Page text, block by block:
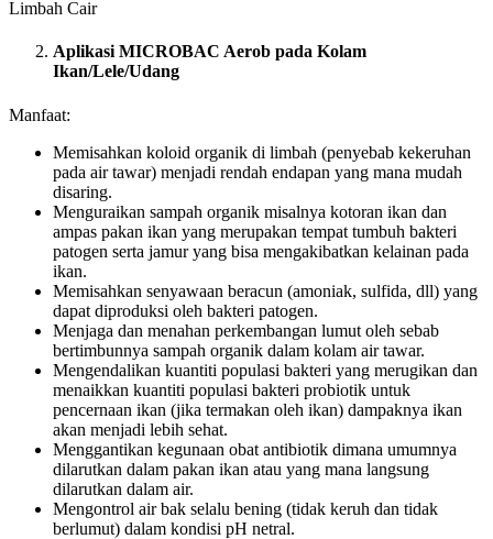
Aplikasi MICROBAC Aerob pada Kolam
Ikan/Lele/Udang
Manfaat:
Memisahkan koloid organik di limbah (penyebab kekeruhan
pada air tawar) menjadi rendah endapan yang mana mudah
disaring.
Menguraikan sampah organik misalnya kotoran ikan dan
ampas pakan ikan yang merupakan tempat tumbuh bakteri
patogen serta jamur yang bisa mengakibatkan kelainan pada
ikan.
Memisahkan senyawaan beracun (amoniak, sulfida, dll) yang
dapat diproduksi oleh bakteri patogen.
Menjaga dan menahan perkembangan lumut oleh sebab
bertimbunnya sampah organik dalam kolam air tawar.
Mengendalikan kuantiti populasi bakteri yang merugikan dan
menaikkan kuantiti populasi bakteri probiotik untuk
pencernaan ikan (jika termakan oleh ikan) dampaknya ikan
akan menjadi lebih sehat.
Menggantikan kegunaan obat antibiotik dimana umumnya
dilarutkan dalam pakan ikan atau yang mana langsung
dilarutkan dalam air.
Mengontrol air bak selalu bening (tidak keruh dan tidak
berlumut) dalam kondisi pH netral.